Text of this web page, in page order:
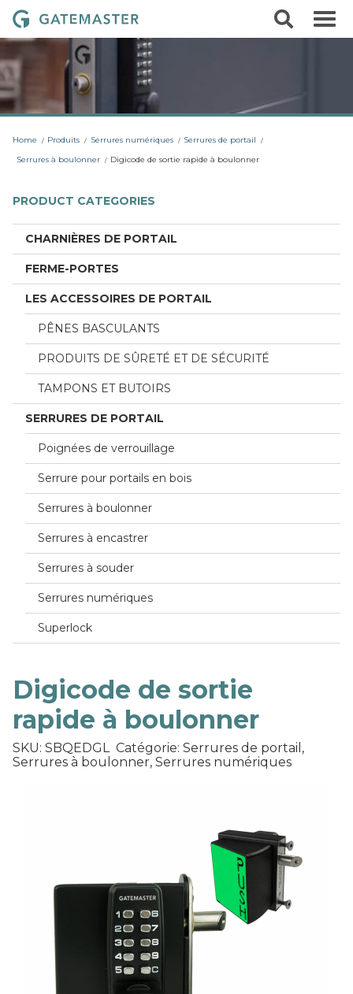
i
t
o
c
o
n
G
a
t
e
m
a
s
r
c
e
Home Produits Serrures numériques
Serrures de portail
Serrures à boulonner
Digicode de sortie rapide à boulonner
PRODUCT CATEGORIES
CHARNIÈRES DE PORTAIL
FERME-PORTES
LES ACCESSOIRES DE PORTAIL
PÊNES BASCULANTS
PRODUITS DE SÛRETÉ ET DE SÉCURITÉ
TAMPONS ET BUTOIRS
SERRURES DE PORTAIL
Poignées de verrouillage
Serrure pour portails en bois
Serrures à boulonner
Serrures à encastrer
Serrures à souder
Serrures numériques
Superlock
Digicode de sortie
rapide à boulonner
SKU: SBQEDGL Catégorie: Serrures de portail,
Serrures à boulonner, Serrures numériques